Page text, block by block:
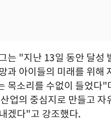
는 "지난 13일 동안 달성
과 아이들의 미래를 위해
목소리를 수없이 들었다
업의 중심지로 만들고 자
겠다"고 강조했다.